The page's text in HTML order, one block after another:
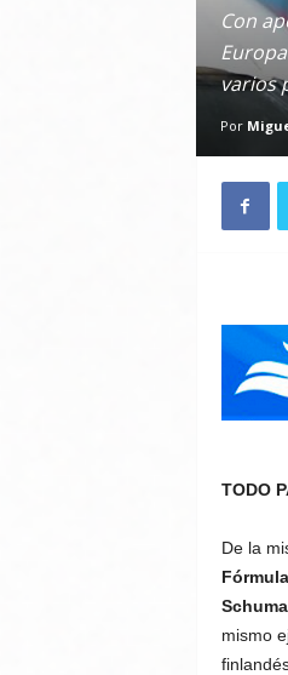
Con
varios
Por
TODO
De la
mismo